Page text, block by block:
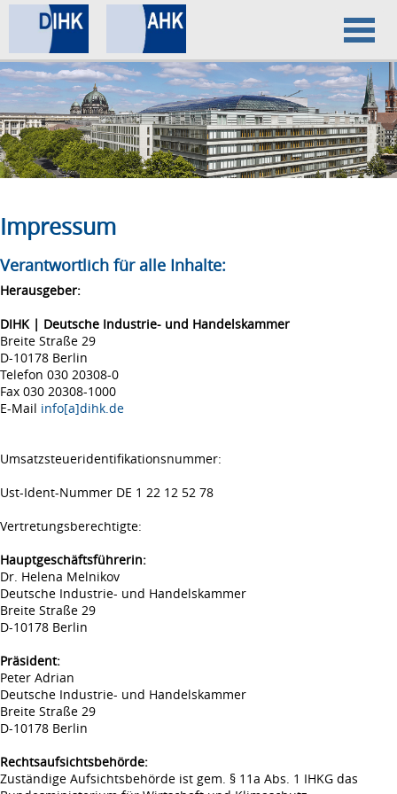
Home
Datenschutz
Impressum
Impressum
Verantwortlich für alle Inhalte:
Herausgeber:
DIHK | Deutsche Industrie- und Handelskammer
Breite Straße 29
D-10178 Berlin
Telefon 030 20308-0
Fax 030 20308-1000
E-Mail info[a]dihk.de
Umsatzsteueridentifikationsnummer:
Ust-Ident-Nummer DE 1 22 12 52 78
Vertretungsberechtigte:
Hauptgeschäftsführerin:
Dr. Helena Melnikov
Deutsche Industrie- und Handelskammer
Breite Straße 29
D-10178 Berlin
Präsident:
Peter Adrian
Deutsche Industrie- und Handelskammer
Breite Straße 29
D-10178 Berlin
Rechtsaufsichtsbehörde:
Zuständige Aufsichtsbehörde ist gem. § 11a Abs. 1 IHKG das